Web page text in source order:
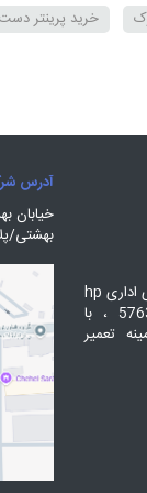
خرید پرینتر
تعمیر پرینترمرکز فروش و خدمات و انواع ماشینهای اداری hp
تعمیر به شماره ثبت شرکت 576313 ، با
تعمیر
آدرس
خیابان
بهشتی/پلاک 442/طبقه